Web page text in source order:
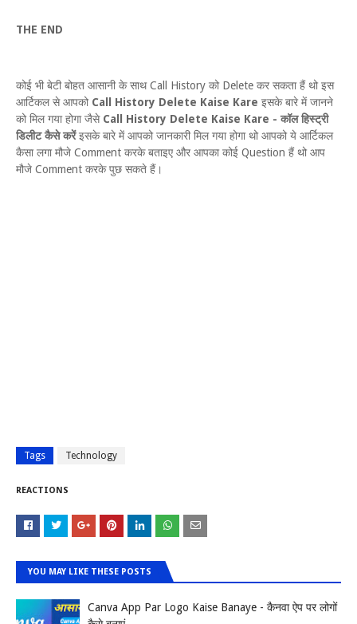
THE END
कोई भी बेटी बोहत आसानी के साथ Call History को Delete कर सकता हैं थो इस
आर्टिकल से आपको Call History Delete Kaise Kare इसके बारे में जानने
को मिल गया होगा जैसे Call History Delete Kaise Kare - कॉल हिस्ट्री
डिलीट कैसे करेंइसके बारे में आपको जानकारी मिल गया होगा थो आपको ये आर्टिकल
कैसा लगा मौजे Comment करके बताइए और आपका कोई Question हैं थो आप
मौजे Comment करके पुछ सकते हैं।
Tags Technology
REACTIONS
YOU MAY LIKE THESE POSTS
Canva App Par Logo Kaise Banaye - कैनवा ऐप पर लोगों